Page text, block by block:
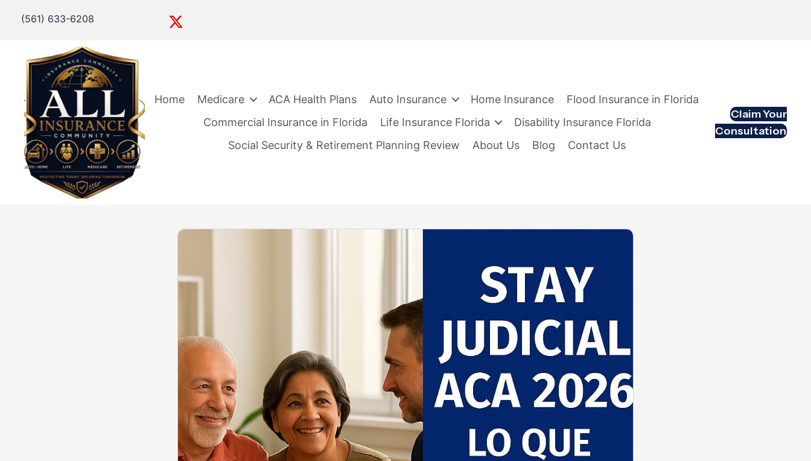
(561) 633-6208
Home Medicare ACA Health Plans Auto Insurance Home Insurance
Flood Insurance in Florida
Commercial Insurance in Florida
Life Insurance Florida
Disability Insurance Florida
Social Security & Retirement Planning Review
About Us Blog Contact Us
Claim Your
Consultation